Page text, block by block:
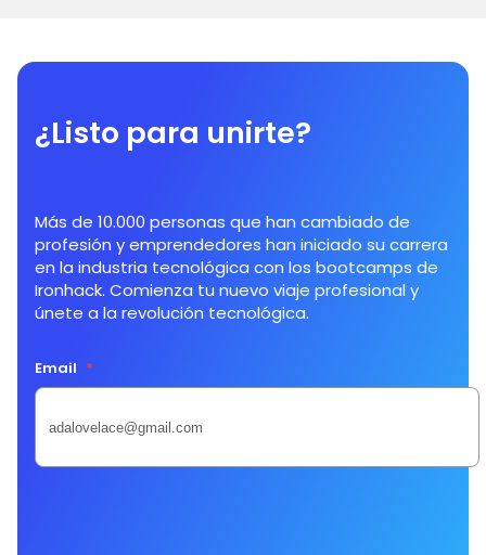
¿Listo para unirte?
Más de 10.000 personas que han cambiado de
profesión y emprendedores han iniciado su carrera
en la industria tecnológica con los bootcamps de
Ironhack. Comienza tu nuevo viaje profesional y
únete a la revolución tecnológica.
Email *